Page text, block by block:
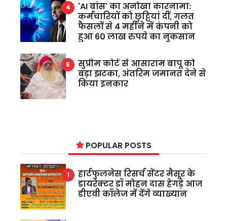
'AI बॉस' का अनोखा कारनामा:
कर्मचारियों को छुट्टियां दीं, गलत
फैसलों से 4 महीने में कंपनी को
हुआ 60 लाख रुपये का नुकसान
सुप्रीम कोर्ट से आसाराम बापू को
बड़ा झटका, अंतरिम जमानत देने से
किया इनकार
POPULAR POSTS
हार्टफुलनेस रिसर्च सेंटर मैसूर के
डायरेक्टर डॉ मोहन दास हेगड़े आज
डीएवी कॉलेज में देंगे व्याख्यान